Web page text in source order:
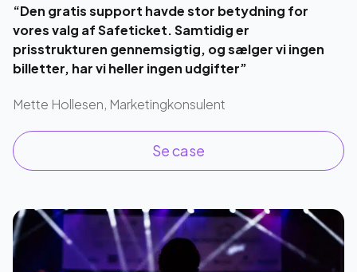
“Den gratis support havde stor betydning for
vores valg af Safeticket. Samtidig er
prisstrukturen gennemsigtig, og sælger vi ingen
billetter, har vi heller ingen udgifter”
Mette Hollesen, Marketingkonsulent
Se case